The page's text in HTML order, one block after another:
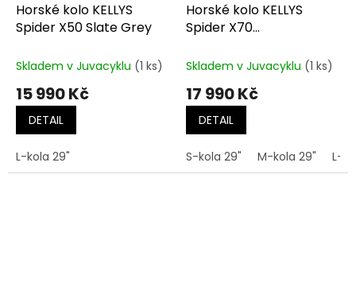
Horské kolo KELLYS
Spider X50 Slate Grey
Skladem v Juvacyklu (1 ks)
15 990 Kč
DETAIL
L-kola 29"
Horské kolo KELLYS
Spider X70
Skladem v Juvacyklu (1 ks)
17 990 Kč
DETAIL
S-kola 29" M-kola 29" L-